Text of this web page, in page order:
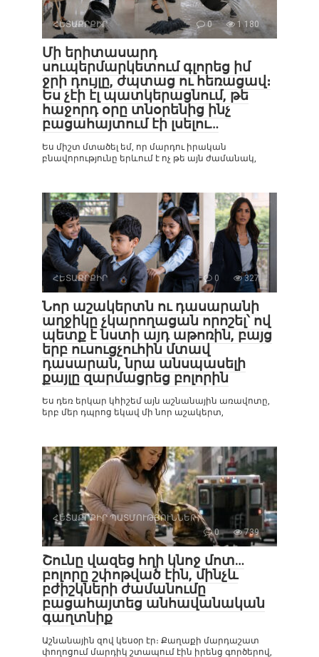
ՀԵՏԱՔՐՔԻՐ 0 1 180
Մի երիտասարդ
սուպերմարկետում գլորեց իմ
ջրի դույլը, ժպտաց ու հեռացավ։
Ես չէի էլ պատկերացնում, թե
հաջորդ օրը տնօրենից ինչ
բացահայտում էի լսելու…
Ես միշտ մտածել եմ, որ մարդու իրական
բնավորությունը երևում է ոչ թե այն ժամանակ,
ՀԵՏԱՔՐՔԻՐ 0 327
Նոր աշակերտն ու դասարանի
աղջիկը չկարողացան որոշել՝ ով
պետք է նստի այդ աթոռին, բայց
երբ ուսուցչուհին մտավ
դասարան, նրա անսպասելի
քայլը զարմացրեց բոլորին
Ես դեռ երկար կհիշեմ այն աշնանային առավոտը,
երբ մեր դպրոց եկավ մի նոր աշակերտ,
ՀԵՏԱՔՐՔԻՐ ՊԱՏՄՈՒԹՅՈՒՆՆԵՐ
0
739
Շունը վազեց հղի կնոջ մոտ…
բոլորը շփոթված էին, մինչև
բժիշկների ժամանումը
բացահայտեց անհավանական
գաղտնիք
Աշնանային զով կեսօր էր։ Քաղաքի մարդաշատ
փողոցում մարդիկ շտապում էին իրենց գործերով,